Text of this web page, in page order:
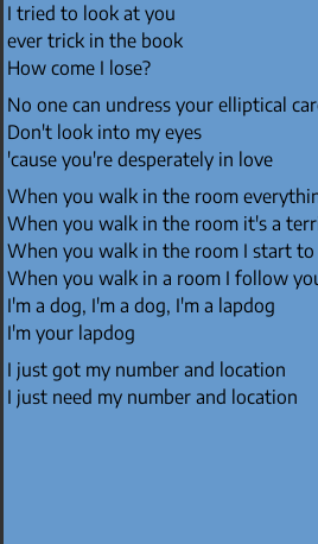
I tried to look at you
ever trick in the book
How come I lose?
No one can undress your elliptical
Don't look into my eyes
'cause you're desperately in love
When you walk in the room
When you walk in the room it's a
When you walk in the room I start
When you walk in a room I follow
I'm a dog, I'm a dog, I'm a lapdog
I'm your lapdog
I just got my number and location
I just need my number and location